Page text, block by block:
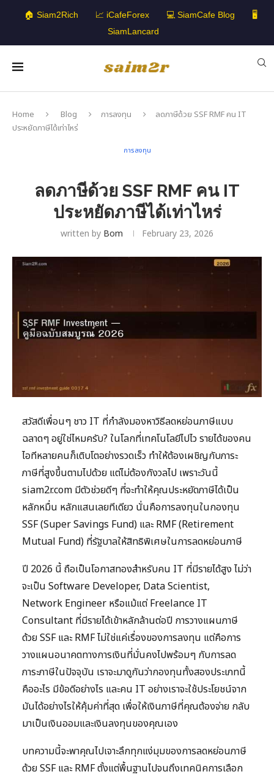
🏠 Siam2Rich 📈 iCafeForex 💻 SiamCafe Blog
🖥️
SiamLancard
Home Blog การลงทุน
ลดภาษีด้วย SSF RMF คน IT
ประหยัดภาษีได้เท่าไหร่
การลงทุน
ลดภาษีด้วย SSF RMF คน IT
ประหยัดภาษีได้เท่าไหร่
written by Bom February 23, 2026
สวัสดีเพื่อนๆ ชาว IT ที่กำลังมองหาวิธีลดหย่อนภาษีแบบ
ฉลาดๆ อยู่ใช่ไหมครับ? ในโลกที่เทคโนโลยีไปไว รายได้ของคน
ไอทีหลายคนก็เติบโตอย่างรวดเร็ว ทำให้ต้องเผชิญกับภาระ
ภาษีที่สูงขึ้นตามไปด้วย แต่ไม่ต้องกังวลไป เพราะวันนี้
siam2r.com มีตัวช่วยดีๆ ที่จะทำให้คุณประหยัดภาษีได้เป็น
หลักหมื่น หลักแสนเลยทีเดียว นั่นคือการลงทุนในกองทุน
SSF (Super Savings Fund) และ RMF (Retirement
Mutual Fund) ที่รัฐบาลให้สิทธิพิเศษในการลดหย่อนภาษี
ปี 2026 นี้ ถือเป็นโอกาสทองสำหรับคน IT ที่มีรายได้สูง ไม่ว่า
จะเป็น Software Developer, Data Scientist,
Network Engineer หรือแม้แต่ Freelance IT
Consultant ที่มีรายได้เข้าหลักล้านต่อปี การวางแผนภาษี
ด้วย SSF และ RMF ไม่ใช่แค่เรื่องของการลงทุน แต่คือการ
วางแผนอนาคตทางการเงินที่มั่นคงไปพร้อมๆ กับการลด
ภาระภาษีในปัจจุบัน เราจะมาดูกันว่ากองทุนทั้งสองประเภทนี้
คืออะไร มีข้อดีอย่างไร และคน IT อย่างเราจะใช้ประโยชน์จาก
มันได้อย่างไรให้คุ้มค่าที่สุด เพื่อให้เงินภาษีที่คุณต้องจ่าย กลับ
มาเป็นเงินออมและเงินลงทุนของคุณเอง
บทความนี้จะพาคุณไปเจาะลึกทุกแง่มุมของการลดหย่อนภาษี
ด้วย SSF และ RMF ตั้งแต่พื้นฐานไปจนถึงเทคนิคการเลือก